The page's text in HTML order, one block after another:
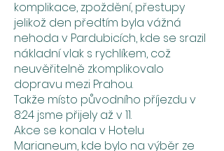
komplikace, zpoždění, přestupy
jelikož den předtím byla vážná
nehoda v Pardubicích, kde se srazil
nákladní vlak s rychlíkem, což
neuvěřitelně zkomplikovalo
dopravu mezi Prahou.
Takže místo původního příjezdu v
8:24 jsme přijely až v 11.
Akce se konala v Hotelu
Marianeum, kde bylo na výběr ze